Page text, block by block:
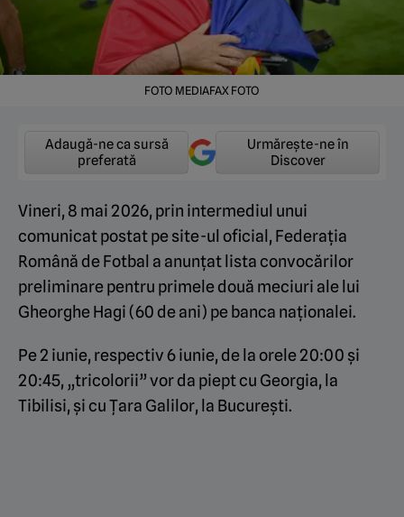
FOTO MEDIAFAX FOTO
Adaugă-ne ca sursă
preferată
Urmărește-ne în
Discover
Vineri, 8 mai 2026, prin intermediul unui
comunicat postat pe site-ul oficial, Federația
Română de Fotbal a anunțat lista convocărilor
preliminare pentru primele două meciuri ale lui
Gheorghe Hagi (60 de ani) pe banca naționalei.
Pe 2 iunie, respectiv 6 iunie, de la orele 20:00 și
20:45, „tricolorii” vor da piept cu Georgia, la
Tibilisi, și cu Țara Galilor, la București.